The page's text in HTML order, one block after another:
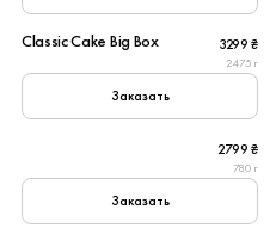
Classic Cake Big Box 3299 ₴
2475 г
Заказать
2799 ₴
780 г
Заказать